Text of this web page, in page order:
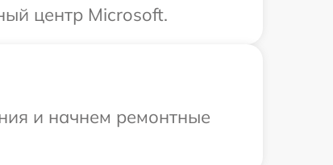
центр Microsoft.
и начнем ремонтные